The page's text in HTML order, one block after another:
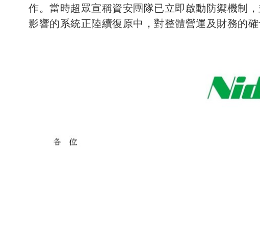
作。當時超眾宣稱資安團隊已立即啟動防禦機制
影響的系統正陸續復原中，對整體營運及財務的確